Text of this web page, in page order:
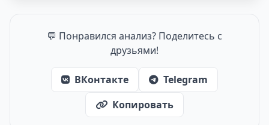
💬 Понравился анализ? Поделитесь с
друзьями!
ВКонтакте
Telegram
Копировать